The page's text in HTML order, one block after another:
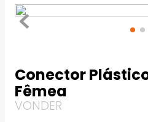
Conector
Fêmea
VONDER